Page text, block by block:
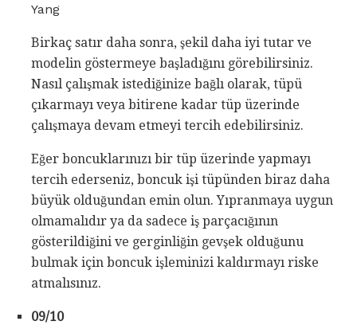
Yang
Birkaç satır daha sonra, şekil daha iyi tutar ve
modelin göstermeye başladığını görebilirsiniz.
Nasıl çalışmak istediğinize bağlı olarak, tüpü
çıkarmayı veya bitirene kadar tüp üzerinde
çalışmaya devam etmeyi tercih edebilirsiniz.
Eğer boncuklarınızı bir tüp üzerinde yapmayı
tercih ederseniz, boncuk işi tüpünden biraz daha
büyük olduğundan emin olun. Yıpranmaya uygun
olmamalıdır ya da sadece iş parçacığının
gösterildiğini ve gerginliğin gevşek olduğunu
bulmak için boncuk işleminizi kaldırmayı riske
atmalısınız.
09/10